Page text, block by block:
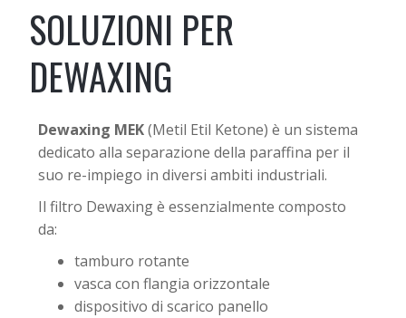
SOLUZIONI PER
DEWAXING
Dewaxing MEK(Metil Etil Ketone) è un sistema
dedicato alla separazione della paraffina per il
suo re-impiego in diversi ambiti industriali.
Il filtro Dewaxing è essenzialmente composto
da:
tamburo rotante
vasca con flangia orizzontale
dispositivo di scarico panello